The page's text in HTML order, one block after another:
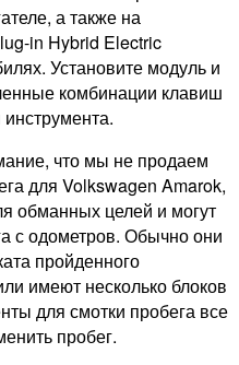
а также на
in Hybrid Electric
Установите модуль и
комбинации клавиш
что мы не продаем
для Volkswagen Amarok,
обманных целей и могут
с одометров. Обычно они
пройденного
имеют несколько блоков
для смотки пробега все
пробег.